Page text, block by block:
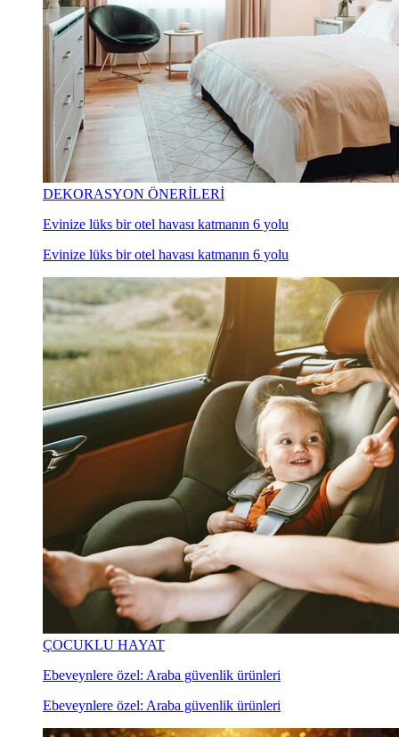
DEKORASYON ÖNERİLERİ
Evinize lüks bir otel havası katmanın 6 yolu
Evinize lüks bir otel havası katmanın 6 yolu
ÇOCUKLU HAYAT
Ebeveynlere özel: Araba güvenlik ürünleri
Ebeveynlere özel: Araba güvenlik ürünleri